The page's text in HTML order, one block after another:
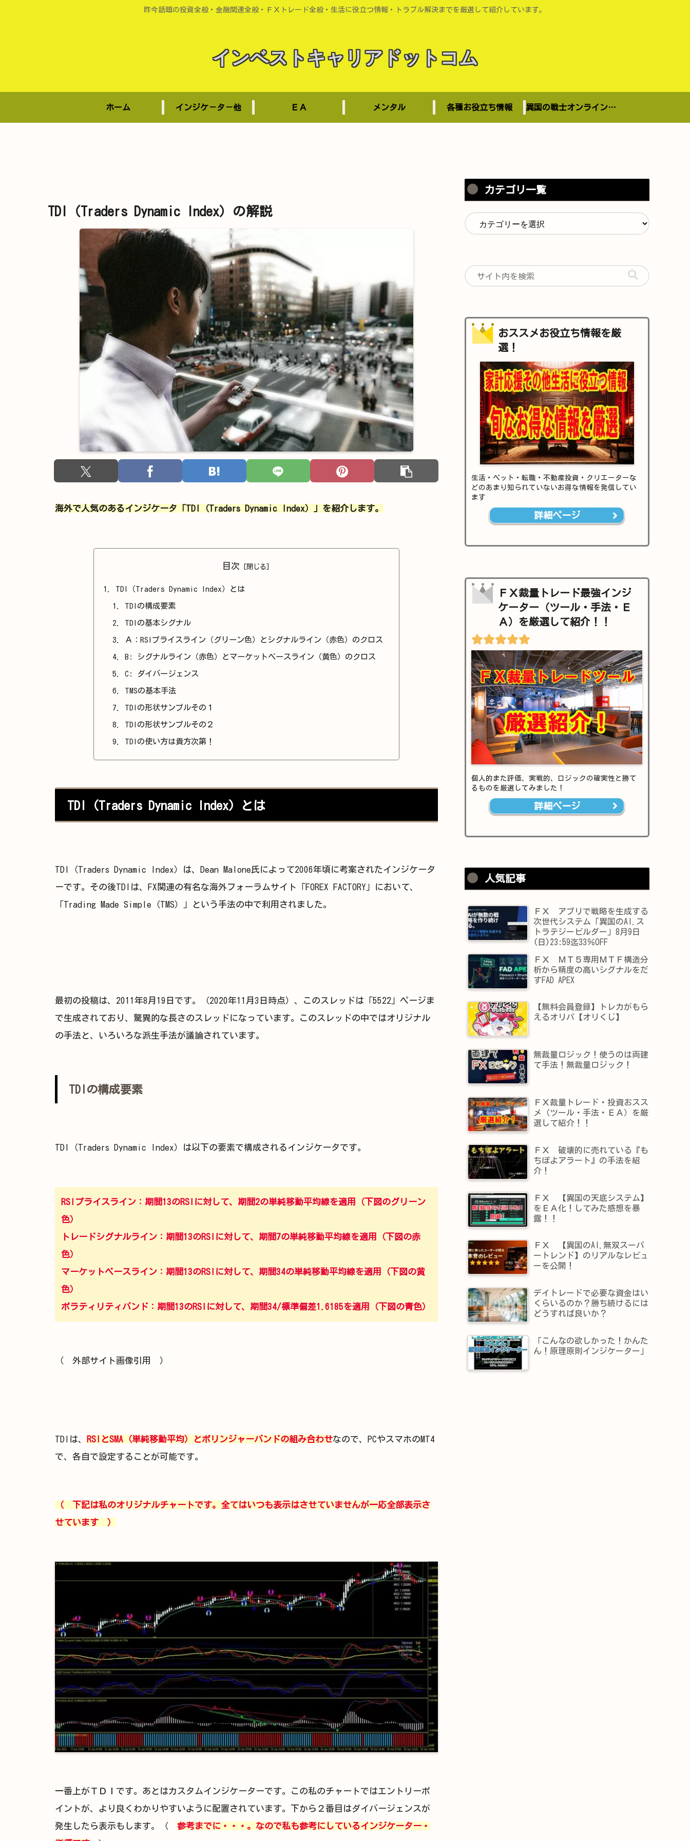
昨今話題の投資全般・金融関連全般・ＦＸトレード全般・生活に役立つ情報・トラブル解決までを厳選して紹介しています。
インベストキャリアドットコム
ホーム インジケ－タ－他 ＥＡ メンタル 各種お役立ち情報 異国の戦士オンラインショップ
TDI（Traders Dynamic Index）の解説
海外で人気のあるインジケータ「TDI（Traders Dynamic Index）」を紹介します。
目次
TDI（Traders Dynamic Index）とは
TDIの構成要素
TDIの基本シグナル
Ａ：RSIプライスライン（グリーン色）とシグナルライン（赤色）のクロス
B: シグナルライン（赤色）とマーケットベースライン（黄色）のクロス
C: ダイバージェンス
TMSの基本手法
TDIの形状サンプルその１
TDIの形状サンプルその２
TDIの使い方は貴方次第！
TDI（Traders Dynamic Index）とは
TDI（Traders Dynamic Index）は、Dean Malone氏によって2006年頃に考案されたインジケータ
ーです。その後TDIは、FX関連の有名な海外フォーラムサイト「FOREX FACTORY」において、
「Trading Made Simple（TMS）」という手法の中で利用されました。
最初の投稿は、2011年8月19日です。（2020年11月3日時点）、このスレッドは「5522」ページま
で生成されており、驚異的な長さのスレッドになっています。このスレッドの中ではオリジナル
の手法と、いろいろな派生手法が議論されています。
TDIの構成要素
TDI（Traders Dynamic Index）は以下の要素で構成されるインジケータです。
RSIプライスライン：期間13のRSIに対して、期間2の単純移動平均線を適用（下図のグリーン
色）
トレードシグナルライン：期間13のRSIに対して、期間7の単純移動平均線を適用（下図の赤
色）
マーケットベースライン：期間13のRSIに対して、期間34の単純移動平均線を適用（下図の黄
色）
ボラティリティバンド：期間13のRSIに対して、期間34/標準偏差1.6185を適用（下図の青色）
（ 外部サイト画像引用 ）
TDIは、 RSIとSMA（単純移動平均）とボリンジャーバンドの組み合わせなので、PCやスマホのMT4
で、各自で設定することが可能です。
（ 下記は私のオリジナルチャートです。全てはいつも表示はさせていませんが一応全部表示さ
せています ）
一番上がＴＤＩです。あとはカスタムインジケーターです。この私のチャートではエントリーポ
イントが、より良くわかりやすいように配置されています。下から２番目はダイバージェンスが
発生したら表示もします。（ 参考までに・・・。なので私も参考にしているインジケーター・
カテゴリ一覧
おススメお役立ち情報を厳
選！
生活・ペット・転職・不動産投資・クリエーターな
どのあまり知られていないお得な情報を発信してい
ます
詳細ページ
ＦＸ裁量トレード最強インジ
ケーター（ツール・手法・Ｅ
Ａ）を厳選して紹介！！
個人的また評価、実戦的、ロジックの確実性と勝て
るものを厳選してみました！
詳細ページ
人気記事
ＦＸ アプリで戦略を生成する
次世代システム「異国のAI.ス
トラテジービルダー」8月9日
(日)23:59迄33％OFF
ＦＸ ＭＴ５専用ＭＴＦ構造分
析から精度の高いシグナルをだ
すFAD APEX
【無料会員登録】トレカがもら
えるオリパ【オリくじ】
無裁量ロジック！使うのは両建
て手法！無裁量ロジック！
ＦＸ裁量トレード・投資おスス
メ（ツール・手法・ＥＡ）を厳
選して紹介！！
ＦＸ 破壊的に売れている『も
ちぽよアラート』の手法を紹
介！
ＦＸ 【異国の天底システム】
をＥＡ化！してみた感想を暴
露！！
ＦＸ 【異国のAI.無双スーパ
ートレンド】​のリアルなレビュ
ーを公開！
デイトレードで必要な資金はい
くらいるのか？勝ち続けるには
どうすれば良いか？
「こんなの欲しかった！かんた
ん！原理原則インジケーター」